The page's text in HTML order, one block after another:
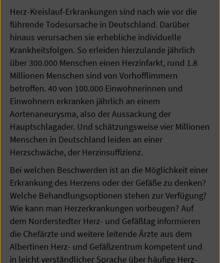
Herz-Kreislauf-Erkrankungen sind nach wie vor die
führende Todesursache in Deutschland. Darüber
hinaus verursachen sie erhebliche individuelle
Krankheitsfolgen. So erleiden hierzulande jährlich
über 300.000 Menschen einen Herzinfarkt, rund 1.8
Millionen Menschen sind von Vorhofflimmern
betroffen. 40 von 100.000 Einwohnerinnen und
Einwohnern erkranken jährlich an einem
Aortenaneurysma, also der Aussackung der
Hauptschlagader. Und schätzungsweise vier Millionen
Menschen in Deutschland leiden an einer
Herzschwäche, der Herzinsuffizienz.
Bei welchen Beschwerden ist an die Möglichkeit einer
Erkrankung des Herzens oder der Gefäße zu denken?
Welche Behandlungsoptionen stehen zur Verfügung?
Wie kann man Herzerkrankungen vorbeugen? Auf
dem Norderstedter Herz- und Gefäßtag informieren
die Chefärzte und weitere leitende Ärzte aus dem
Albertinen Herz- und Gefäßzentrum kompetent und
in leicht verständlicher Sprache über häufige Herz-